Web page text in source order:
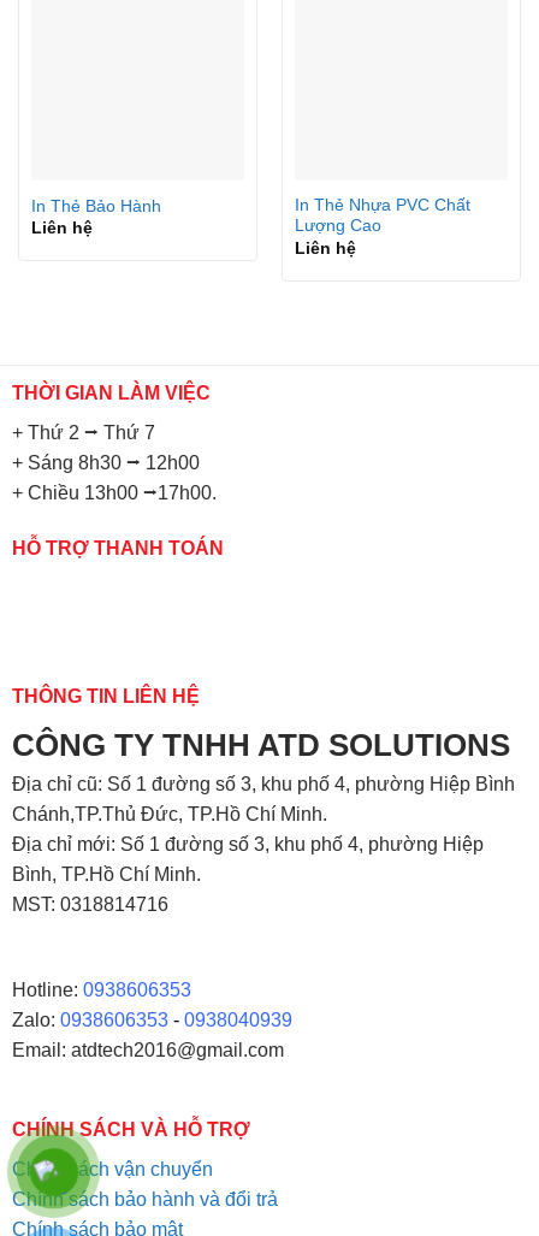
In Thẻ Bảo Hành
Liên hệ
In Thẻ Nhựa PVC Chất
Lượng Cao
Liên hệ
THỜI GIAN LÀM VIỆC
+ Thứ 2 ⭢ Thứ 7
+ Sáng 8h30 ⭢ 12h00
+ Chiều 13h00 ⭢17h00.
HỖ TRỢ THANH TOÁN
THÔNG TIN LIÊN HỆ
CÔNG TY TNHH ATD SOLUTIONS
Địa chỉ cũ: Số 1 đường số 3, khu phố 4, phường Hiệp Bình
Chánh,TP.Thủ Đức, TP.Hồ Chí Minh.
Địa chỉ mới: Số 1 đường số 3, khu phố 4, phường Hiệp
Bình, TP.Hồ Chí Minh.
MST: 0318814716
Hotline: 0938606353
Zalo: 0938606353 -0938040939
Email: atdtech2016@gmail.com
CHÍNH SÁCH VÀ HỖ TRỢ
Chính sách vận chuyển
Chính sách bảo hành và đổi trả
Chính sách bảo mật